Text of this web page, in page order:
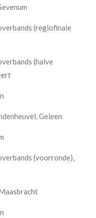
(regiofinale
(halve
Geleen
(voorronde),